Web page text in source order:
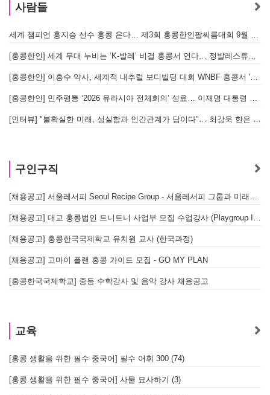
사람들
구인구직
[채용공고] 홍콩한국국제학교 유치원 교사 (한국과정)
[채용공고] 고마이 플랜 홍콩 가이드 모집 - GO MY PLAN
[홍콩한국국제학교] 중등 수학강사 및 음악 강사 채용공고
교육
[홍콩 생활을 위한 필수 중국어] 필수 어휘 300 (74)
[홍콩 생활을 위한 필수 중국어] 사물 묘사하기 (3)